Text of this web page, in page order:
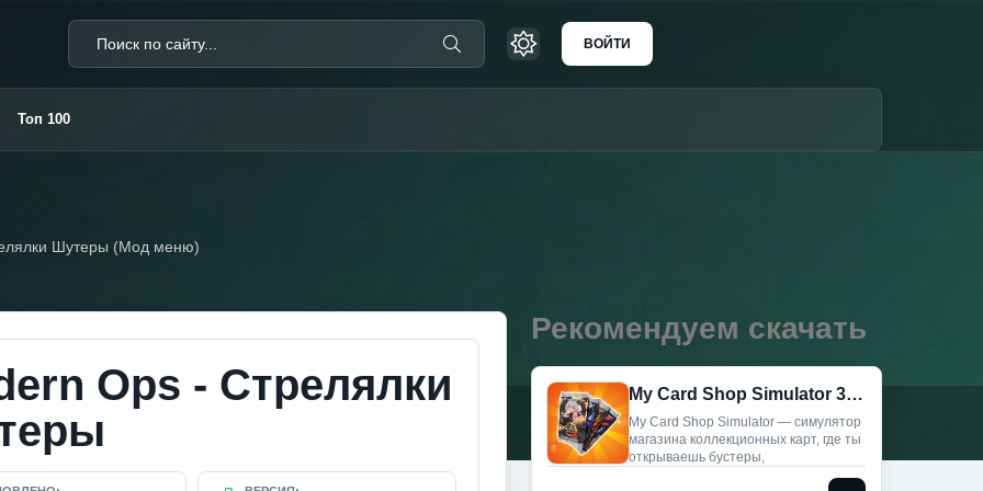
ВОЙТИ
Топ 100
Шутеры (Мод меню)
Ops - Стрелялки
Рекомендуем скачать
My Card Shop Simulator 3D (Мод меню)
My Card Shop Simulator — симулятор
магазина коллекционных карт, где ты
открываешь бустеры,